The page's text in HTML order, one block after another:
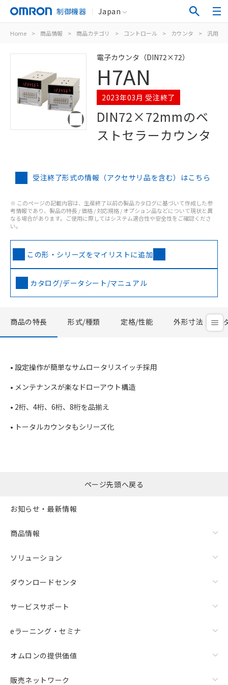
制御機器 Japan
Home > 商品情報 > 商品カテゴリ > コントロール > カウンタ > 汎用電
電子カウンタ（DIN72×72）
H7AN
2023年03月 受注終了
DIN72×72mmのベ
ストセラーカウンタ
受注終了形式の情報（アクセサリ品を含む）はこちら
※ このページの記載内容は、生産終了以前の製品カタログに基づいて作成した参
考情報であり、製品の特長 / 価格 / 対応規格 / オプション品などについて現状と異
なる場合があります。ご使用に際してはシステム適合性や安全性をご確認くださ
い。
この形・シリーズをマイリストに追加
カタログ/データシート/マニュアル
商品の特長 形式/種類 定格/性能 外形寸法
• 設定操作が簡単なサムロータリスイッチ採用
• メンテナンスが楽なドローアウト構造
• 2桁、4桁、6桁、8桁を品揃え
• トータルカウンタもシリーズ化
ページ先頭へ戻る
お知らせ・最新情報
商品情報
ソリューション
ダウンロードセンタ
サービスサポート
eラーニング・セミナ
オムロンの提供価値
販売ネットワーク